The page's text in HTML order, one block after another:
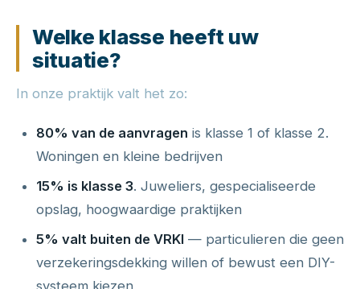
Welke klasse heeft uw
situatie?
In onze praktijk valt het zo:
80% van de aanvragen is klasse 1 of klasse 2.
Woningen en kleine bedrijven
15% is klasse 3. Juweliers, gespecialiseerde
opslag, hoogwaardige praktijken
5% valt buiten de VRKI— particulieren die geen
verzekeringsdekking willen of bewust een DIY-
systeem kiezen